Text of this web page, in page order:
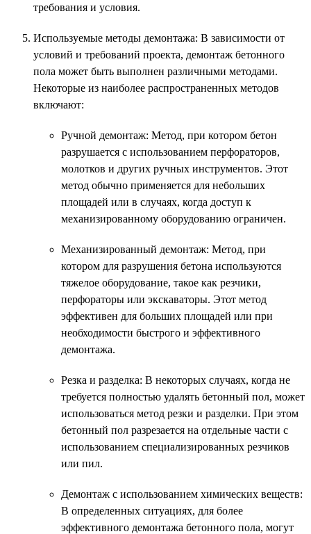
требования и условия.
Используемые методы демонтажа: В зависимости от
условий и требований проекта, демонтаж бетонного
пола может быть выполнен различными методами.
Некоторые из наиболее распространенных методов
включают:
Ручной демонтаж: Метод, при котором бетон
разрушается с использованием перфораторов,
молотков и других ручных инструментов. Этот
метод обычно применяется для небольших
площадей или в случаях, когда доступ к
механизированному оборудованию ограничен.
Механизированный демонтаж: Метод, при
котором для разрушения бетона используются
тяжелое оборудование, такое как резчики,
перфораторы или экскаваторы. Этот метод
эффективен для больших площадей или при
необходимости быстрого и эффективного
демонтажа.
Резка и разделка: В некоторых случаях, когда не
требуется полностью удалять бетонный пол, может
использоваться метод резки и разделки. При этом
бетонный пол разрезается на отдельные части с
использованием специализированных резчиков
или пил.
Демонтаж с использованием химических веществ:
В определенных ситуациях, для более
эффективного демонтажа бетонного пола, могут